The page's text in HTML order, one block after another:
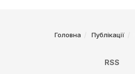
Головна Публікації
RSS